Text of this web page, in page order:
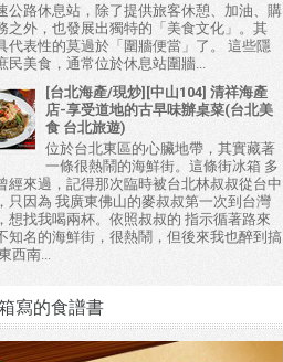
公路休息站，除了提供旅客休憩、加油、購
之外，也發展出獨特的「美食文化」。其
代表性的莫過於「圍牆便當」了。 這些隱
民美食，通常位於休息站圍牆...
[台北海產/現炒][中山104] 清祥海產
店-享受道地的古早味辦桌菜(台北美
食 台北旅遊)
位於台北東區的心臟地帶，其實藏著
一條很熱鬧的海鮮街。這條街冰箱 多
經來過，記得那次臨時被台北林叔叔從台中
只因為 我廣東佛山的麥叔叔第一次到台灣
想找我喝兩杯。依照叔叔的 指示循著路來
知名的海鮮街，很熱鬧，但後來我也醉到搞
西南...
寫的食譜書